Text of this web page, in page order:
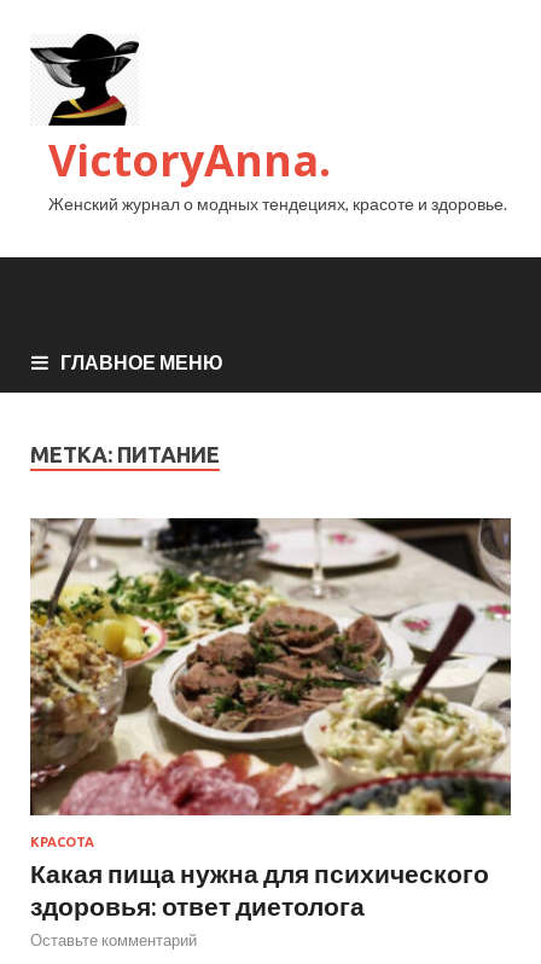
VictoryAnna.
Женский журнал о модных тендециях, красоте и здоровье.
ГЛАВНОЕ МЕНЮ
МЕТКА: ПИТАНИЕ
КРАСОТА
Какая пища нужна для психического
здоровья: ответ диетолога
Оставьте комментарий